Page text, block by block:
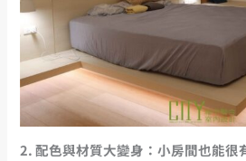
2.配色與材質大變身：小房間也能很